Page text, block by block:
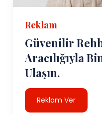
Reklam
Güvenilir
Aracılığıyla
Ulaşın.
Reklam Ver